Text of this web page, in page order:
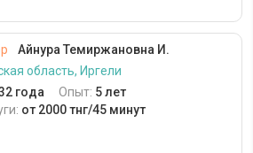
Айнура Темиржановна И.
область, Иргели
года Опыт: 5 лет
от 2000 тнг/45 минут